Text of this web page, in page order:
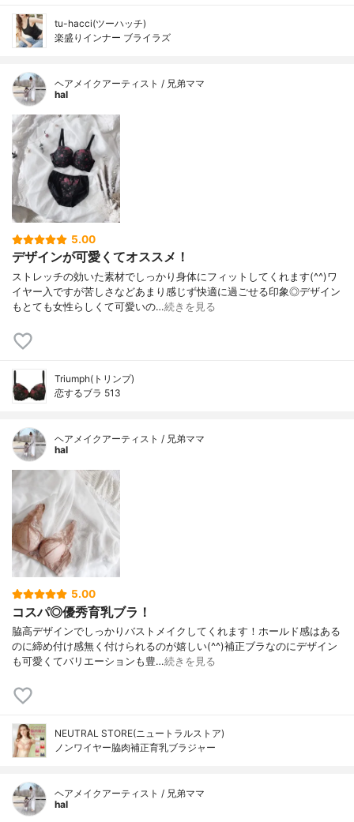
tu-hacci(ツーハッチ)
楽盛りインナー ブライラズ
ヘアメイクアーティスト / 兄弟ママ
hal
5.00
デザインが可愛くてオススメ！
ストレッチの効いた素材でしっかり身体にフィットしてくれます(^^)ワ
イヤー入ですが苦しさなどあまり感じず快適に過ごせる印象◎デザイン
もとても女性らしくて可愛いの…続きを見る
Triumph(トリンプ)
恋するブラ 513
ヘアメイクアーティスト / 兄弟ママ
hal
5.00
コスパ◎優秀育乳ブラ！
脇高デザインでしっかりバストメイクしてくれます！ホールド感はある
のに締め付け感無く付けられるのが嬉しい(^^)補正ブラなのにデザイン
も可愛くてバリエーションも豊…続きを見る
NEUTRAL STORE(ニュートラルストア)
ノンワイヤー脇肉補正育乳ブラジャー
ヘアメイクアーティスト / 兄弟ママ
hal